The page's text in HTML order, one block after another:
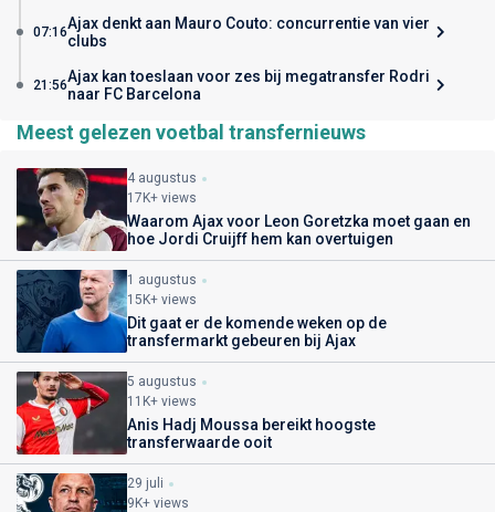
07:16Ajax denkt aan Mauro Couto: concurrentie van vier
clubs
21:56Ajax kan toeslaan voor zes bij megatransfer Rodri
naar FC Barcelona
Meest gelezen voetbal transfernieuws
4 augustus
17K+ views
Waarom Ajax voor Leon Goretzka moet gaan en
hoe Jordi Cruijff hem kan overtuigen
1 augustus
15K+ views
Dit gaat er de komende weken op de
transfermarkt gebeuren bij Ajax
5 augustus
11K+ views
Anis Hadj Moussa bereikt hoogste
transferwaarde ooit
29 juli
9K+ views